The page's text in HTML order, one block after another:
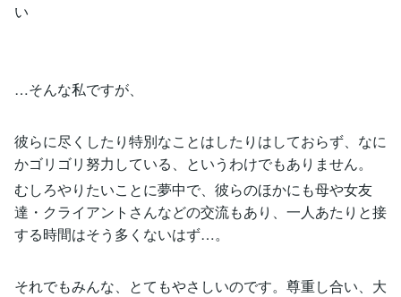
い
…そんな私ですが、
彼らに尽くしたり特別なことはしたりはしておらず、なに
かゴリゴリ努力している、というわけでもありません。
むしろやりたいことに夢中で、彼らのほかにも母や女友
達・クライアントさんなどの交流もあり、一人あたりと接
する時間はそう多くないはず…。
それでもみんな、とてもやさしいのです。尊重し合い、大